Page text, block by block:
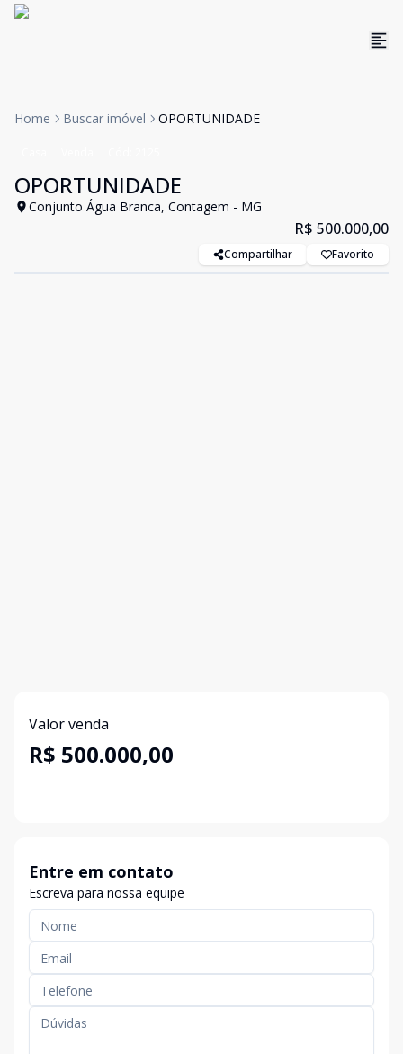
Home Buscar imóvel OPORTUNIDADE
OPORTUNIDADE
Conjunto Água Branca, Contagem - MG
R$ 500.000,00
Compartilhar Favorito
Valor venda
R$ 500.000,00
Entre em contato
Escreva para nossa equipe